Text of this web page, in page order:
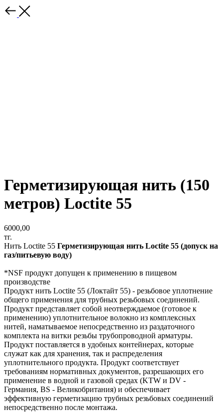
Герметизирующая нить (150
метров) Loctite 55
6000,00
тг.
Нить Loctite 55 Герметизирующая нить Loctite 55 (допуск на
газ/питьевую воду)
*NSF продукт допущен к применению в пищевом
производстве
Продукт нить Loctite 55 (Локтайт 55) - резьбовое уплотнение
общего применения для трубных резьбовых соединений.
Продукт представляет собой неотверждаемое (готовое к
применению) уплотнительное волокно из комплексных
нитей, наматываемое непосредственно из раздаточного
комплекта на витки резьбы трубопроводной арматуры.
Продукт поставляется в удобных контейнерах, которые
служат как для хранения, так и распределения
уплотнительного продукта. Продукт соответствует
требованиям нормативных документов, разрешающих его
применение в водной и газовой средах (KTW и DV -
Германия, BS - Великобритания) и обеспечивает
эффективную герметизацию трубных резьбовых соединений
непосредственно после монтажа.